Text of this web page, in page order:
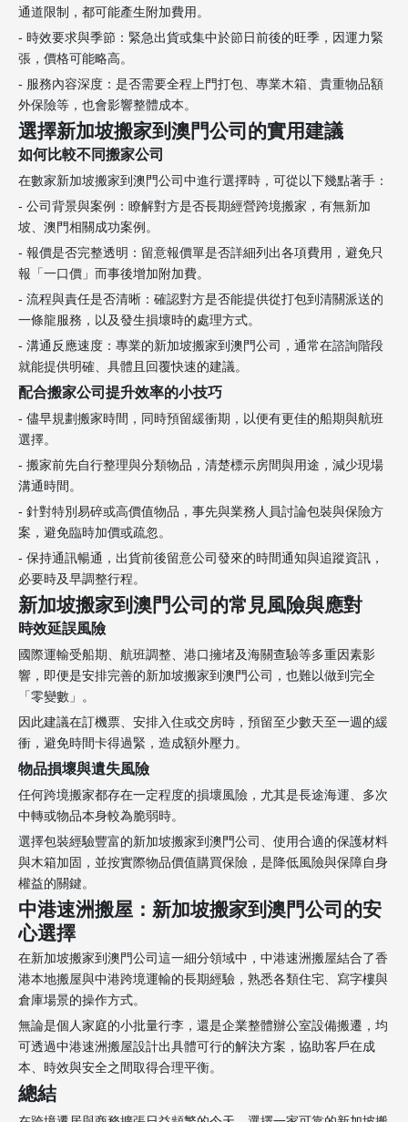
通道限制，都可能產生附加費用。
- 時效要求與季節：緊急出貨或集中於節日前後的旺季，因運力緊
張，價格可能略高。
- 服務內容深度：是否需要全程上門打包、專業木箱、貴重物品額
外保險等，也會影響整體成本。
選擇新加坡搬家到澳門公司的實用建議
如何比較不同搬家公司
在數家新加坡搬家到澳門公司中進行選擇時，可從以下幾點著手：
- 公司背景與案例：瞭解對方是否長期經營跨境搬家，有無新加
坡、澳門相關成功案例。
- 報價是否完整透明：留意報價單是否詳細列出各項費用，避免只
報「一口價」而事後增加附加費。
- 流程與責任是否清晰：確認對方是否能提供從打包到清關派送的
一條龍服務，以及發生損壞時的處理方式。
- 溝通反應速度：專業的新加坡搬家到澳門公司，通常在諮詢階段
就能提供明確、具體且回覆快速的建議。
配合搬家公司提升效率的小技巧
- 儘早規劃搬家時間，同時預留緩衝期，以便有更佳的船期與航班
選擇。
- 搬家前先自行整理與分類物品，清楚標示房間與用途，減少現場
溝通時間。
- 針對特別易碎或高價值物品，事先與業務人員討論包裝與保險方
案，避免臨時加價或疏忽。
- 保持通訊暢通，出貨前後留意公司發來的時間通知與追蹤資訊，
必要時及早調整行程。
新加坡搬家到澳門公司的常見風險與應對
時效延誤風險
國際運輸受船期、航班調整、港口擁堵及海關查驗等多重因素影
響，即便是安排完善的新加坡搬家到澳門公司，也難以做到完全
「零變數」。
因此建議在訂機票、安排入住或交房時，預留至少數天至一週的緩
衝，避免時間卡得過緊，造成額外壓力。
物品損壞與遺失風險
任何跨境搬家都存在一定程度的損壞風險，尤其是長途海運、多次
中轉或物品本身較為脆弱時。
選擇包裝經驗豐富的新加坡搬家到澳門公司、使用合適的保護材料
與木箱加固，並按實際物品價值購買保險，是降低風險與保障自身
權益的關鍵。
中港速洲搬屋：新加坡搬家到澳門公司的安
心選擇
在新加坡搬家到澳門公司這一細分領域中，中港速洲搬屋結合了香
港本地搬屋與中港跨境運輸的長期經驗，熟悉各類住宅、寫字樓與
倉庫場景的操作方式。
無論是個人家庭的小批量行李，還是企業整體辦公室設備搬遷，均
可透過中港速洲搬屋設計出具體可行的解決方案，協助客戶在成
本、時效與安全之間取得合理平衡。
總結